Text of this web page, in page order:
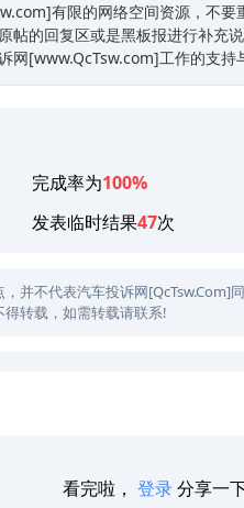
有限的网络空间资源，不
帖的回复区或是黑板报进行补充
网[www.QcTsw.com]工作的支持
完成率为100%
发表临时结果47次
并不代表汽车投诉网[QcTsw.Com]
转载，如需转载请联系!
看完啦， 登录分享一